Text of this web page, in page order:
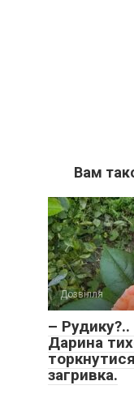
Вам
Дозвілля
–
Дарина
загривка.